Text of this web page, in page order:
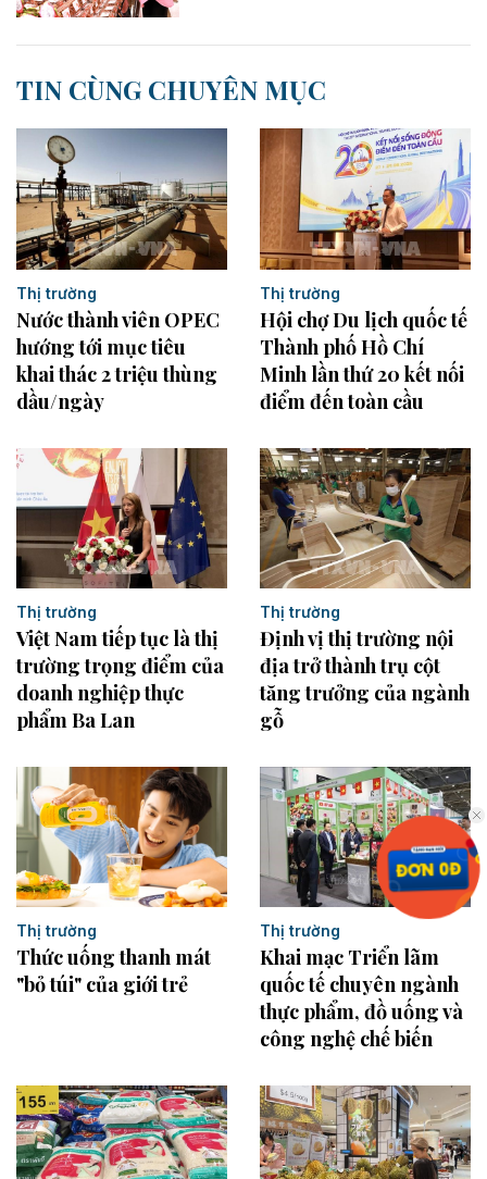
TIN CÙNG CHUYÊN MỤC
Thị trường
Nước thành viên OPEC
hướng tới mục tiêu
khai thác 2 triệu thùng
dầu/ngày
Thị trường
Hội chợ Du lịch quốc tế
Thành phố Hồ Chí
Minh lần thứ 20 kết nối
điểm đến toàn cầu
Thị trường
Việt Nam tiếp tục là thị
trường trọng điểm của
doanh nghiệp thực
phẩm Ba Lan
Thị trường
Định vị thị trường nội
địa trở thành trụ cột
tăng trưởng của ngành
gỗ
Thị trường
Thức uống thanh mát
"bỏ túi" của giới trẻ
Thị trường
Khai mạc Triển lãm
quốc tế chuyên ngành
thực phẩm, đồ uống và
công nghệ chế biến